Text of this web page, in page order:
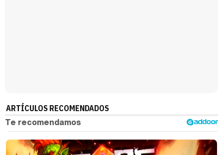
ARTÍCULOS RECOMENDADOS